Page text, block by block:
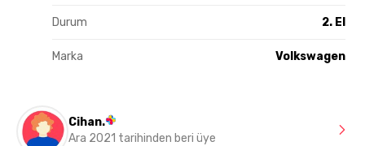
Durum 2. El
Marka Volkswagen
Cihan.
Ara 2021 tarihinden beri üye